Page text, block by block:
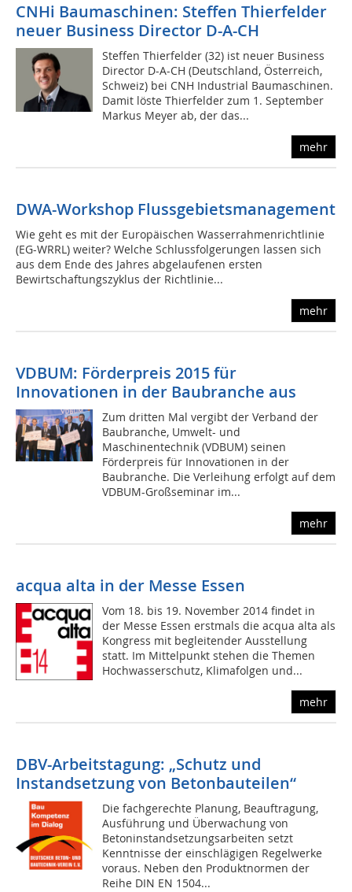
CNHi Baumaschinen: Steffen Thierfelder
neuer Business Director D-A-CH
Steffen Thierfelder (32) ist neuer Business
Director D-A-CH (Deutschland, Österreich,
Schweiz) bei CNH Industrial Baumaschinen.
Damit löste Thierfelder zum 1. September
Markus Meyer ab, der das...
mehr
DWA-Workshop Flussgebietsmanagement
Wie geht es mit der Europäischen Wasserrahmenrichtlinie
(EG-WRRL) weiter? Welche Schlussfolgerungen lassen sich
aus dem Ende des Jahres abgelaufenen ersten
Bewirtschaftungszyklus der Richtlinie...
mehr
VDBUM: Förderpreis 2015 für
Innovationen in der Baubranche aus
Zum dritten Mal vergibt der Verband der
Baubranche, Umwelt- und
Maschinentechnik (VDBUM) seinen
Förderpreis für Innovationen in der
Baubranche. Die Verleihung erfolgt auf dem
VDBUM-Großseminar im...
mehr
acqua alta in der Messe Essen
Vom 18. bis 19. November 2014 findet in
der Messe Essen erstmals die acqua alta als
Kongress mit begleitender Ausstellung
statt. Im Mittelpunkt stehen die Themen
Hochwasserschutz, Klimafolgen und...
mehr
DBV-Arbeitstagung: „Schutz und
Instandsetzung von Betonbauteilen“
Die fachgerechte Planung, Beauftragung,
Ausführung und Überwachung von
Betoninstandsetzungsarbeiten setzt
Kenntnisse der einschlägigen Regelwerke
voraus. Neben den Produktnormen der
Reihe DIN EN 1504...